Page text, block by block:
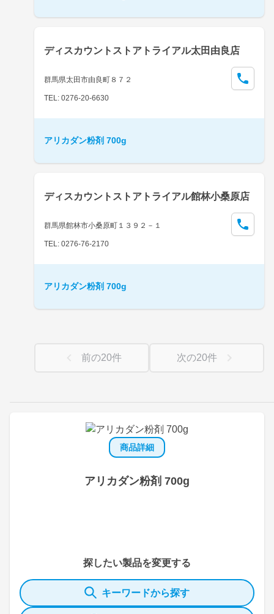
商品詳細
アリカダン粉剤 700g
探したい製品を変更する
キーワードから探す
ディスカウントストアトライアル太田由良店
群馬県太田市由良町８７２
TEL: 0276-20-6630
アリカダン粉剤 700g
ディスカウントストアトライアル館林小桑原店
群馬県館林市小桑原町１３９２－１
TEL: 0276-76-2170
アリカダン粉剤 700g
前の20件 次の20件